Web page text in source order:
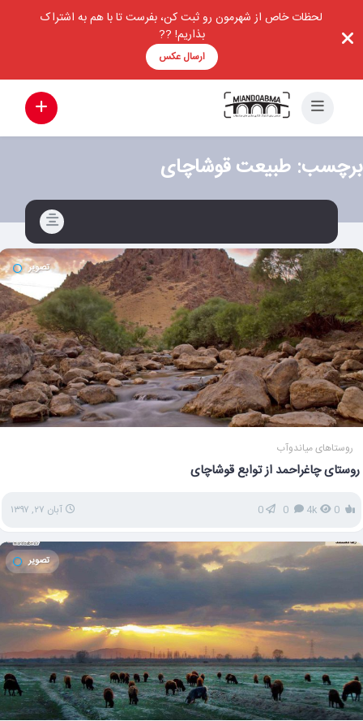
لحظات خاص از شهرمون رو ثبت کن، بفرست تا با هم به اشتراک
بذاریم! ??
ارسال عکس
برچسب: طبیعت قوشاچای
تصویر
روستاهای میاندوآب
روستای چاغراحمد از توابع قوشاچای
4k
0 آبان ۲۷, ۱۳۹۷
تصویر